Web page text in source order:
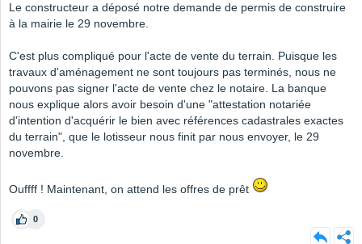
Le constructeur a déposé notre demande de permis de construire
à la mairie le 29 novembre.
C'est plus compliqué pour l'acte de vente du terrain. Puisque les
travaux d'aménagement ne sont toujours pas terminés, nous ne
pouvons pas signer l'acte de vente chez le notaire. La banque
nous explique alors avoir besoin d'une "attestation notariée
d'intention d'acquérir le bien avec références cadastrales exactes
du terrain", que le lotisseur nous finit par nous envoyer, le 29
novembre.
Ouffff ! Maintenant, on attend les offres de prêt
0